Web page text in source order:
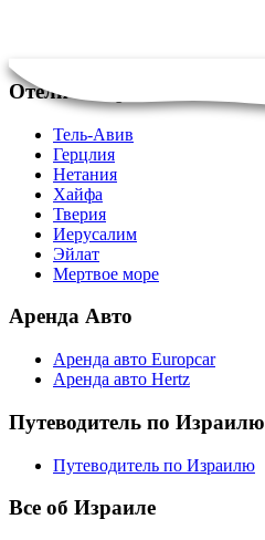
Отели в Израиле
Тель-Авив
Герцлия
Нетания
Хайфа
Тверия
Иерусалим
Эйлат
Мертвое море
Аренда Авто
Аренда авто Europcar
Аренда авто Hertz
Путеводитель по Израилю
Путеводитель по Израилю
Все об Израиле